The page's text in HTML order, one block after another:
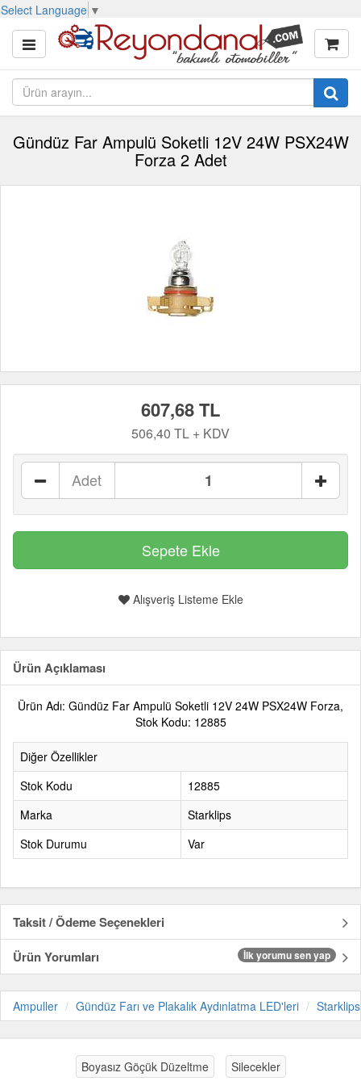
Select Language ▼
Gündüz Far Ampulü Soketli 12V 24W PSX24W
Forza 2 Adet
607,68 TL
506,40 TL + KDV
Adet
Alışveriş Listeme Ekle
Ürün Açıklaması
Ürün Adı: Gündüz Far Ampulü Soketli 12V 24W PSX24W Forza,
Stok Kodu: 12885
Diğer Özellikler
Stok Kodu
12885
Marka
Starklips
Stok Durumu
Var
Taksit / Ödeme Seçenekleri
Ürün Yorumları
İlk yorumu sen yap
Ampuller Gündüz Farı ve Plakalık Aydınlatma LED'leri Starklips
Boyasız Göçük Düzeltme Silecekler